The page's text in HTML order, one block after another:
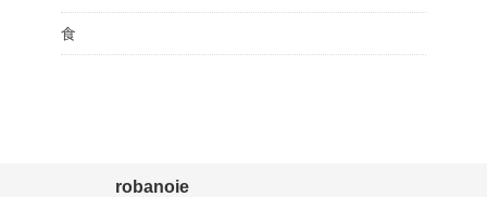
食
robanoie